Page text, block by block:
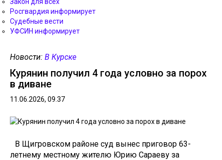
Росгвардия информирует
Судебные вести
УФСИН информирует
Новости: В Курске
Курянин получил 4 года условно за порох
в диване
11.06.2026, 09.37
В Щигровском районе суд вынес приговор 63-
летнему местному жителю Юрию Сараеву за